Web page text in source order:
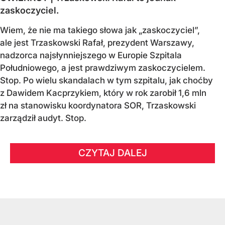
zaskoczyciel.
Wiem, że nie ma takiego słowa jak „zaskoczyciel”,
ale jest Trzaskowski Rafał, prezydent Warszawy,
nadzorca najsłynniejszego w Europie Szpitala
Południowego, a jest prawdziwym zaskoczycielem.
Stop. Po wielu skandalach w tym szpitalu, jak choćby
z Dawidem Kacprzykiem, który w rok zarobił 1,6 mln
zł na stanowisku koordynatora SOR, Trzaskowski
zarządził audyt. Stop.
CZYTAJ DALEJ